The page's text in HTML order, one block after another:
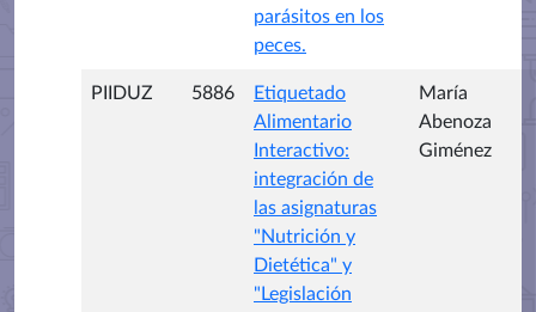
parásitos en los
peces.
PIIDUZ 5886
Etiquetado
Alimentario
Interactivo:
integración de
las asignaturas
"Nutrición y
Dietética" y
"Legislación
María
Abenoza
Giménez